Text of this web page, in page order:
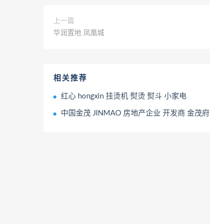
上一篇
华润置地 凤凰城
相关推荐
红心 hongxin 挂烫机 熨烫 熨斗 小家电
中国金茂 JINMAO 房地产企业 开发商 金茂府